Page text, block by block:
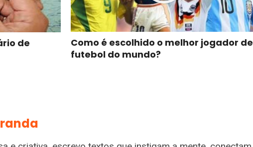
de
Como é escolhido o melhor jogador de
futebol do mundo?